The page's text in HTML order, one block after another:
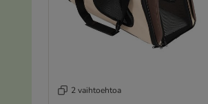
2 vaihtoehtoa